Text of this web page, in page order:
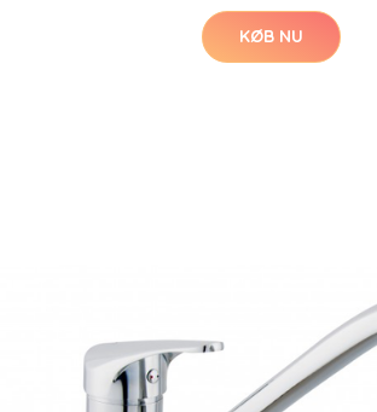
KØB NU